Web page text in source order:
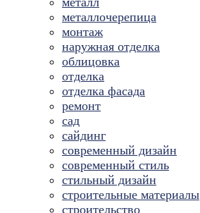
металлочерепица
монтаж
наружная отделка
облицовка
отделка
отделка фасада
ремонт
сад
сайдинг
современный дизайн
современный стиль
стильный дизайн
строительные материалы
строительство